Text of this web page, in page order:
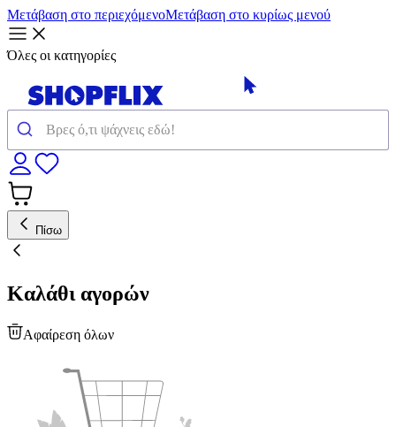
Μετάβαση στο περιεχόμενοΜετάβαση στο κυρίως μενού
Όλες οι κατηγορίες
Πίσω
Καλάθι αγορών
Αφαίρεση όλων